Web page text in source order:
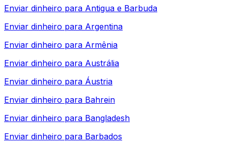
Enviar dinheiro para Antigua e Barbuda
Enviar dinheiro para Argentina
Enviar dinheiro para Armênia
Enviar dinheiro para Austrália
Enviar dinheiro para Áustria
Enviar dinheiro para Bahrein
Enviar dinheiro para Bangladesh
Enviar dinheiro para Barbados